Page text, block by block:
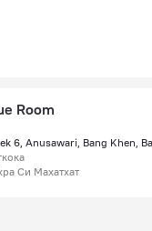
Room
Си Махатхат